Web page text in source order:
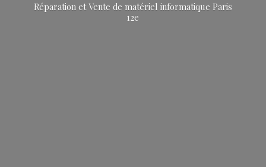
Réparation et Vente de matériel informatique Paris
12e